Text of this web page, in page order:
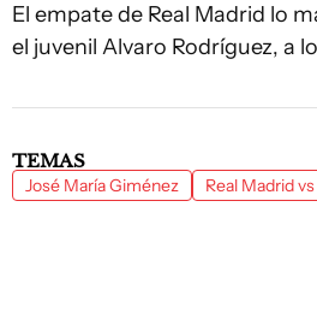
El empate de Real Madrid lo
el juvenil Alvaro Rodríguez, a
TEMAS
José María Giménez Real Madrid